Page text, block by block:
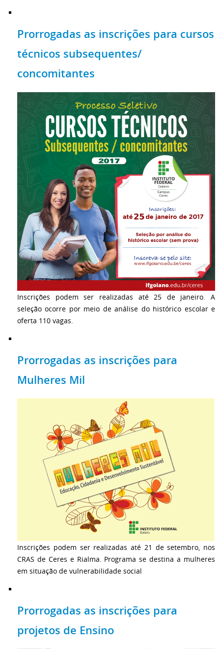
Prorrogadas as inscrições para cursos
técnicos subsequentes/
concomitantes
Inscrições podem ser realizadas até 25 de janeiro. A
seleção ocorre por meio de análise do histórico escolar e
oferta 110 vagas.
Prorrogadas as inscrições para
Mulheres Mil
Inscrições podem ser realizadas até 21 de setembro, nos
CRAS de Ceres e Rialma. Programa se destina a mulheres
em situação de vulnerabilidade social
Prorrogadas as inscrições para
projetos de Ensino